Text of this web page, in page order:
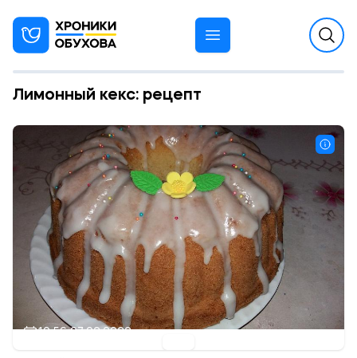
Лимонный кекс: рецепт
10:56 07.02.2022